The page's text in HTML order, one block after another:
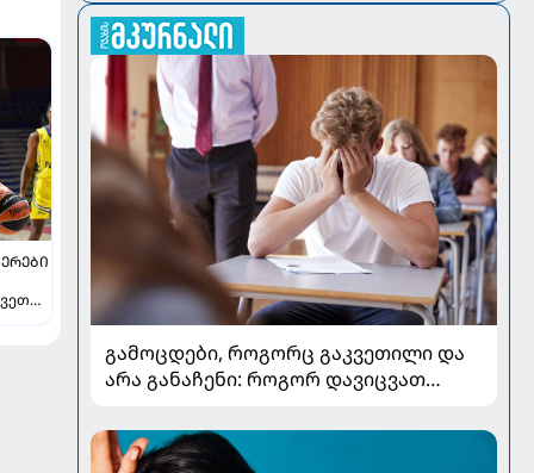
-
მნიშვნელოვანია“
გამოცდები, როგორც გაკვეთილი და
არა განაჩენი: როგორ დავიცვათ
მომავალი